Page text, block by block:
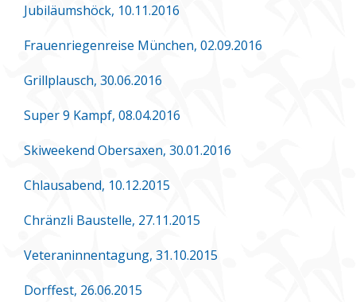
Jubiläumshöck, 10.11.2016
Frauenriegenreise München, 02.09.2016
Grillplausch, 30.06.2016
Super 9 Kampf, 08.04.2016
Skiweekend Obersaxen, 30.01.2016
Chlausabend, 10.12.2015
Chränzli Baustelle, 27.11.2015
Veteraninnentagung, 31.10.2015
Dorffest, 26.06.2015